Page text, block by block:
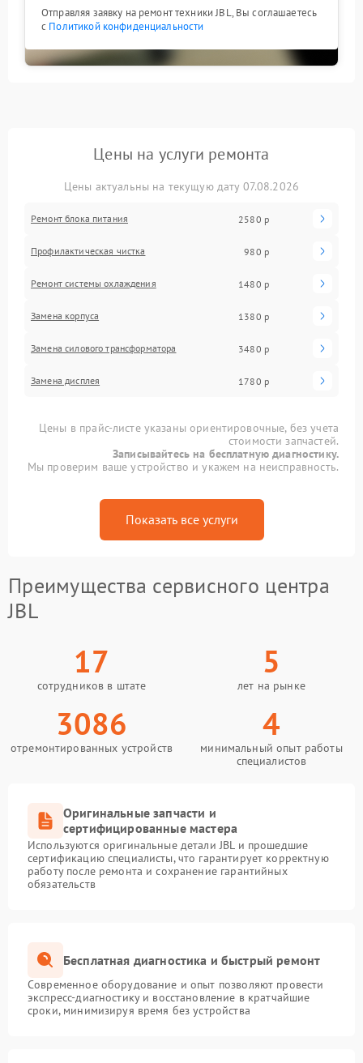
Отправляя заявку на ремонт техники JBL, Вы соглашаетесь
с Политикой конфиденциальности
Цены на услуги ремонта
Цены актуальны на текущую дату 07.08.2026
Ремонт блока питания 2580 р
Профилактическая чистка 980 р
Ремонт системы охлаждения 1480 р
Замена корпуса 1380 р
Замена силового трансформатора 3480 р
Замена дисплея 1780 р
Цены в прайс-листе указаны ориентировочные, без учета
стоимости запчастей.
Записывайтесь на бесплатную диагностику.
Мы проверим ваше устройство и укажем на неисправность.
Показать все услуги
Преимущества сервисного центра
JBL
17
сотрудников в штате
5
лет на рынке
3086
отремонтированных устройств
4
минимальный опыт работы
специалистов
Оригинальные запчасти и
сертифицированные мастера
Используются оригинальные детали JBL и прошедшие
сертификацию специалисты, что гарантирует корректную
работу после ремонта и сохранение гарантийных
обязательств
Бесплатная диагностика и быстрый ремонт
Современное оборудование и опыт позволяют провести
экспресс-диагностику и восстановление в кратчайшие
сроки, минимизируя время без устройства